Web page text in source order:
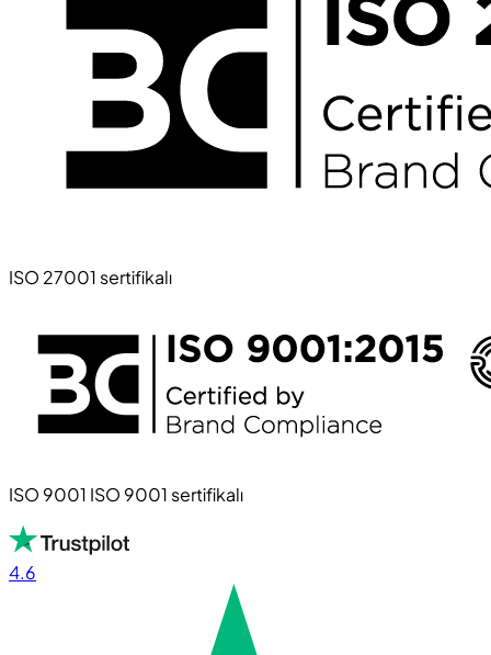
ISO 27001 sertifikalı
ISO 9001 ISO 9001 sertifikalı
4.6